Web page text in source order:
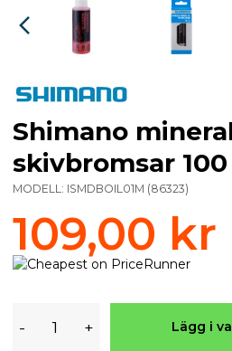
Shimano
skivbromsar
MODELL: ISMDBOIL01M (86323)
109,00 kr
- + Lägg i